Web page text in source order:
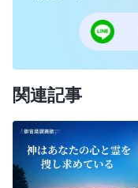
関連記事